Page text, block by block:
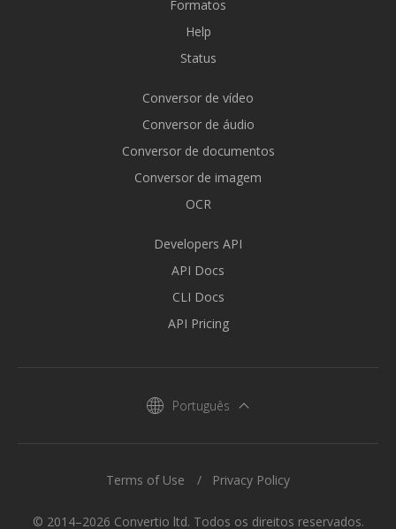
Formatos
Help
Status
Conversor de vídeo
Conversor de áudio
Conversor de documentos
Conversor de imagem
OCR
Developers API
API Docs
CLI Docs
API Pricing
Português
© 2014–2026 Convertio ltd. Todos os direitos reservados.
Terms of Use Privacy Policy